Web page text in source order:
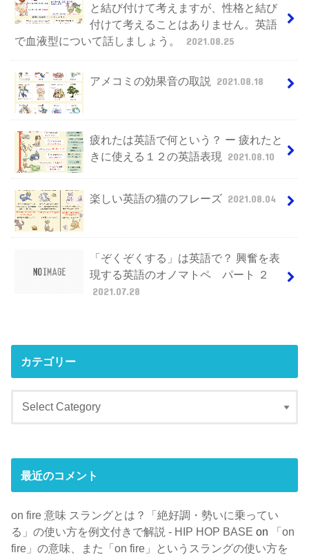
と結び付けて考えますが、性格と結び
付けて考えることはありません。英語
で血液型について話しましょう。
2021.08.25
アメコミの効果音の取説 2021.08.18
疲れたは英語で何という？ ー 疲れたと
きに使える１２の英語表現
2021.08.10
楽しい英語の猫のフレーズ 2021.08.04
「ぞくぞくする」は英語で？ 興奮を表
現する英語のオノマトペ パート ２
2021.07.28
カテゴリー
最近のコメント
on fire 意味 スラングとは？「絶好調・勢いに乗ってい
る」の使い方を例文付きで解説 - HIP HOP BASE on
「on
fire」の意味、また「on fire」というスラングの使い方を